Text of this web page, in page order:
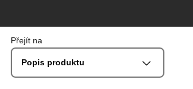
Přejít na
Popis produktu